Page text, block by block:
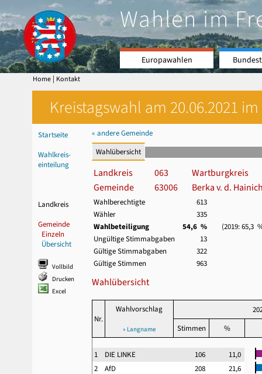
Wahlen im
Europawahlen
Home | Kontakt
Kreistagswahl am 20.06.2021
Startseite
Wahlkreis-
einteilung
Landkreis
Gemeinde
Einzeln
Übersicht
Vollbild
Drucken
Excel
« andere Gemeinde
Wahlübersicht
Landkreis 063
Wartburgkreis
Gemeinde
63006 Berka v. d.
Wahlberechtigte
613
Wähler
335
Wahlbeteiligung
54,6 %
(2019: 65,3
Ungültige Stimmabgaben
13
Gültige Stimmabgaben
322
Gültige Stimmen
963
Wahlübersicht
Nr.
Wahlvorschlag
» Langname
Stimmen
%
1 DIE LINKE 106
11,0
2 AfD 208
21,6